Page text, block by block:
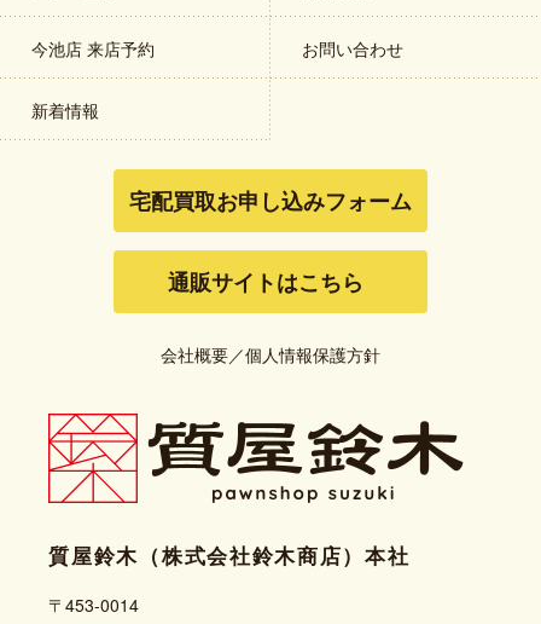
今池店 来店予約 お問い合わせ
新着情報
宅配買取お申し込みフォーム
通販サイトはこちら
会社概要／個人情報保護方針
質屋鈴木（株式会社鈴木商店）本社
〒453-0014